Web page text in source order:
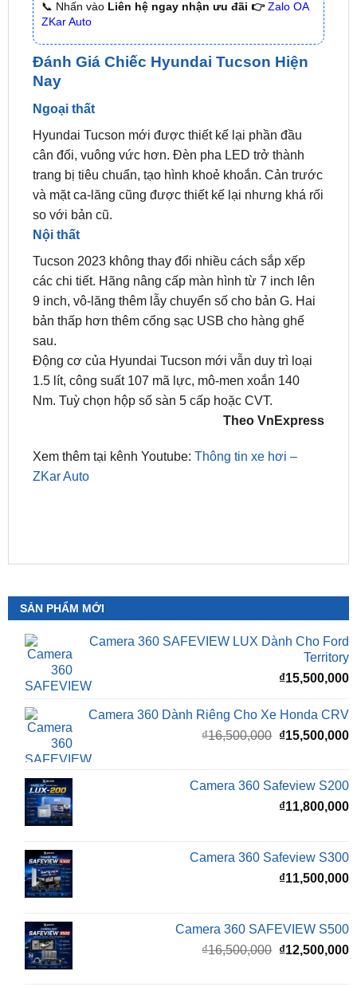
Đánh Giá Chiếc Hyundai Tucson Hiện
Nay
Ngoại thất
Hyundai Tucson mới được thiết kế lại phần đầu
cân đối, vuông vức hơn. Đèn pha LED trở thành
trang bị tiêu chuẩn, tạo hình khoẻ khoắn. Cản trước
và mặt ca-lăng cũng được thiết kế lại nhưng khá rối
so với bản cũ.
Nội thất
Tucson 2023 không thay đổi nhiều cách sắp xếp
các chi tiết. Hãng nâng cấp màn hình từ 7 inch lên
9 inch, vô-lăng thêm lẫy chuyển số cho bản G. Hai
bản thấp hơn thêm cổng sạc USB cho hàng ghế
sau.
Động cơ của Hyundai Tucson mới vẫn duy trì loại
1.5 lít, công suất 107 mã lực, mô-men xoắn 140
Nm. Tuỳ chọn hộp số sàn 5 cấp hoặc CVT.
Theo VnExpress
Thông tin xe hơi –
SẢN PHẨM MỚI
Camera 360 SAFEVIEW LUX Dành Cho Ford
₫15,500,000
Camera 360 Dành Riêng Cho Xe Honda CRV
gốc
₫16,500,000.
Camera 360 Safeview S200
Camera 360 Safeview S300
Camera 360 SAFEVIEW S500
gốc
₫16,500,000.
Màn Hình Android TMAS 10.33 Inch Cho